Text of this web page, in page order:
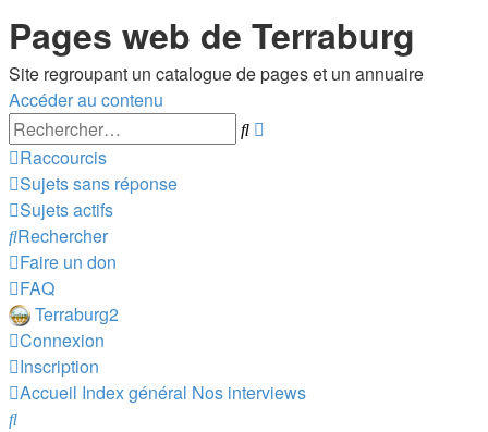
Pages web de Terraburg
Site regroupant un catalogue de pages et un annuaire
Accéder au contenu
Rechercher
Raccourcis
Sujets sans réponse
Sujets actifs
Rechercher
Faire un don
FAQ
Terraburg2
Connexion
Inscription
Accueil Index général Nos interviews
Rechercher